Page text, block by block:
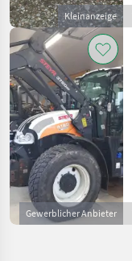
Kleinanzeige
Gewerblicher Anbieter